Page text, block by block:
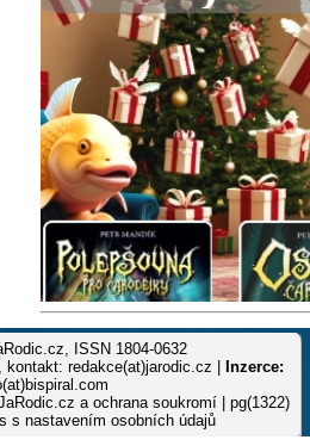
ISSN 1804-0632
redakce(at)jarodic.cz |
Inzerce:
a ochrana soukromí | pg(1322)
s nastavením osobních údajů